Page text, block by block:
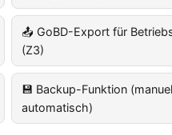
📤 GoBD-Export für
(Z3)
💾 Backup-Funktion
automatisch)